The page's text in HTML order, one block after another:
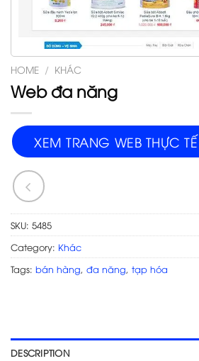
HOME / KHÁC
Web đa năng
XEM TRANG WEB THỰC TẾ
SKU: 5485
Category: Khác
Tags: bán hàng, đa năng, tạp hóa
DESCRIPTION